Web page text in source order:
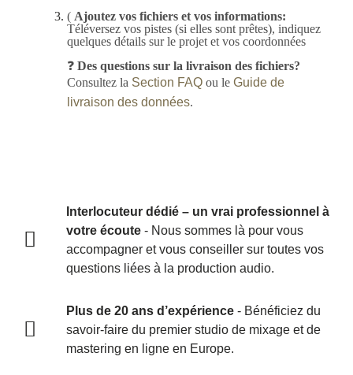
( Ajoutez vos fichiers et vos informations:
Téléversez vos pistes (si elles sont prêtes), indiquez
quelques détails sur le projet et vos coordonnées
❓ Des questions sur la livraison des fichiers?
Consultez la Section FAQ ou le Guide de
livraison des données.
Interlocuteur dédié – un vrai professionnel à
votre écoute - Nous sommes là pour vous
accompagner et vous conseiller sur toutes vos
questions liées à la production audio.
Plus de 20 ans d’expérience- Bénéficiez du
savoir-faire du premier studio de mixage et de
mastering en ligne en Europe.